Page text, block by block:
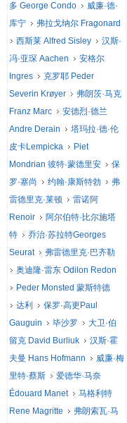
多 George Condo
威廉·德·
库宁
弗拉戈纳尔 Fragonard
西斯莱 Alfred Sisley
汉斯·
冯·亚琛 Aachen
安格尔
Ingres
克罗耶 Peder
Severin Krøyer
弗朗茨·马克
Franz Marc
安德烈·德兰
Andre Derain
塔玛拉·德·伦
皮卡Lempicka
Piet
Mondrian 彼特·蒙德里安
保
罗·塞尚
约翰·康斯特勃
弗
雷德里克·莱顿
雷诺阿
Renoir
阿尔伯特·比尔施塔
特
乔治·苏拉特Georges
Seurat
弗雷德里克·巴齐勒
奥迪隆·雷东 Odilon Redon
Peder Monsted 蒙斯特德
达利
保罗·高更Paul
Gauguin
毕沙罗
大卫·伯
留克 David Burliuk
汉斯·霍
夫曼 Hans Hofmann
威廉·梅
里特·蔡斯
爱德华·马奈
Édouard Manet
马格利特
Rene Magritte
弗朗索瓦·马